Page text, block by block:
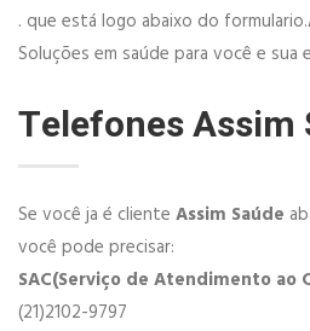
. que está logo abaixo do
Soluções em saúde para você e sua
Telefones Assim
Se você ja é cliente Assim Saúde
você pode precisar:
SAC(Serviço de Atendimento ao
(21)2102-9797